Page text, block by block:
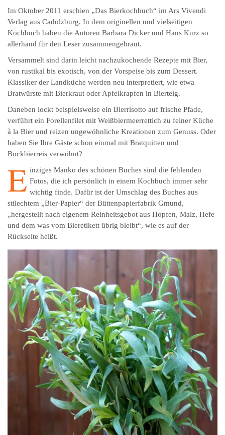
Im Oktober 2011 erschien „Das Bierkochbuch“ im Ars Vivendi
Verlag aus Cadolzburg. In dem originellen und vielseitigen
Kochbuch haben die Autoren Barbara Dicker und Hans Kurz so
allerhand für den Leser zusammengebraut.
Versammelt sind darin leicht nachzukochende Rezepte mit Bier,
von rustikal bis exotisch, von der Vorspeise bis zum Dessert.
Klassiker der Landküche werden neu interpretiert, wie etwa
Bratwürste mit Bierkraut oder Apfelkrapfen in Bierteig.
Daneben lockt beispielsweise ein Bierrisotto auf frische Pfade,
verführt ein Forellenfilet mit Weißbiermeerrettich zu feiner Küche
à la Bier und reizen ungewöhnliche Kreationen zum Genuss. Oder
haben Sie Ihre Gäste schon einmal mit Bratquitten und
Bockbierreis verwöhnt?
E inziges Manko des schönen Buches sind die fehlenden
Fotos, die ich persönlich in einem Kochbuch immer sehr
wichtig finde. Dafür ist der Umschlag des Buches aus
stilechtem „Bier-Papier“ der Büttenpapierfabrik Gmund,
„hergestellt nach eigenem Reinheitsgebot aus Hopfen, Malz, Hefe
und dem was vom Bieretikett übrig bleibt“, wie es auf der
Rückseite heißt.